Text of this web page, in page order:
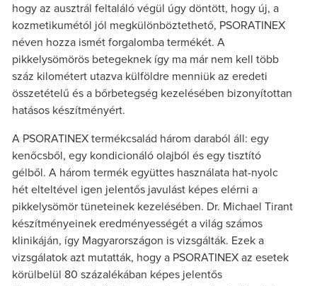
hogy az ausztrál feltaláló végül úgy döntött, hogy új, a
kozmetikumétól jól megkülönböztethető, PSORATINEX
néven hozza ismét forgalomba termékét. A
pikkelysömörös betegeknek így ma már nem kell több
száz kilométert utazva külföldre menniük az eredeti
összetételű és a bőrbetegség kezelésében bizonyítottan
hatásos készítményért.
A PSORATINEX termékcsalád három daraból áll: egy
kenőcsből, egy kondicionáló olajból és egy tisztító
gélből. A három termék együttes használata hat-nyolc
hét elteltével igen jelentős javulást képes elérni a
pikkelysömör tüneteinek kezelésében. Dr. Michael Tirant
készítményeinek eredményességét a világ számos
klinikáján, így Magyarországon is vizsgálták. Ezek a
vizsgálatok azt mutatták, hogy a PSORATINEX az esetek
körülbelül 80 százalékában képes jelentős